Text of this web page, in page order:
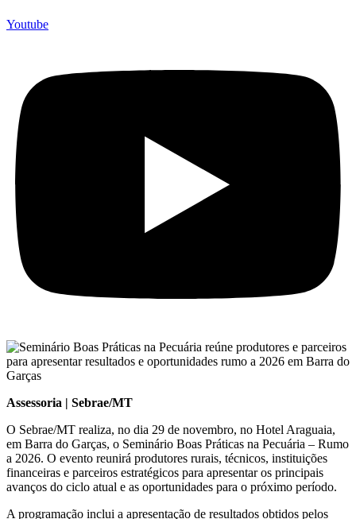
Youtube
Assessoria | Sebrae/MT
O Sebrae/MT realiza, no dia 29 de novembro, no Hotel Araguaia,
em Barra do Garças, o Seminário Boas Práticas na Pecuária – Rumo
a 2026. O evento reunirá produtores rurais, técnicos, instituições
financeiras e parceiros estratégicos para apresentar os principais
avanços do ciclo atual e as oportunidades para o próximo período.
A programação inclui a apresentação de resultados obtidos pelos